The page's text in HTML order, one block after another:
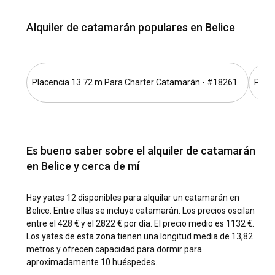
carreteras bien conectadas.
alquilar un catamarán en Belice?
Partiendo de la Ciudad de Belice, puedes dirigirte a Cayo
Goff para una vista impresionante del Arrecife
Mesoamericano. Continuar navegando te llevará a Cayo
encarecidamente una visita a Placencia, famosa por sus
playas de arena blanca y su animada vida de pueblo. Los
estas rutas en su carta.
¿Cuál es la mejor época para alquilar un catamarán
en Belice?
La mejor época para alquilar un catamarán en Belice es
Alquiler de catamarán populares en Belice
Placencia 13.72 m Para Charter Catamarán - #18261
Es bueno saber sobre el alquiler de catamarán
en Belice y cerca de mí
Hay yates 12 disponibles para alquilar un catamarán en
Belice. Entre ellas se incluye catamarán. Los precios oscilan
entre el 428 € y el 2822 € por día. El precio medio es 1132 €.
Los yates de esta zona tienen una longitud media de 13,82
metros y ofrecen capacidad para dormir para
aproximadamente 10 huéspedes.